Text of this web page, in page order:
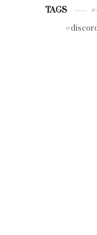
TAGS